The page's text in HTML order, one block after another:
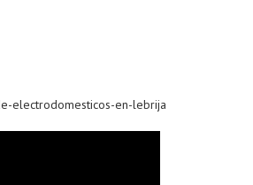
electrodomesticos-en-lebrija